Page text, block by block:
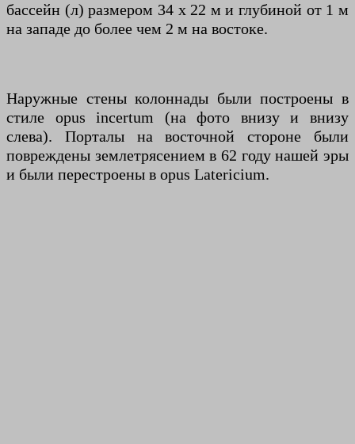
бассейн (л) размером 34 х 22 м и глубиной от 1 м
на западе до более чем 2 м на востоке.
Наружные стены колоннады были построены в
стиле opus incertum (на фото внизу и внизу
слева). Порталы на восточной стороне были
повреждены землетрясением в 62 году нашей эры
и были перестроены в opus Latericium.